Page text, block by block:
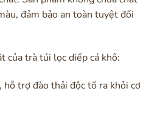
đảm bảo an toàn tuyệt đối
của trà túi lọc diếp cá khô:
hỗ trợ đào thải độc tố ra khỏi cơ